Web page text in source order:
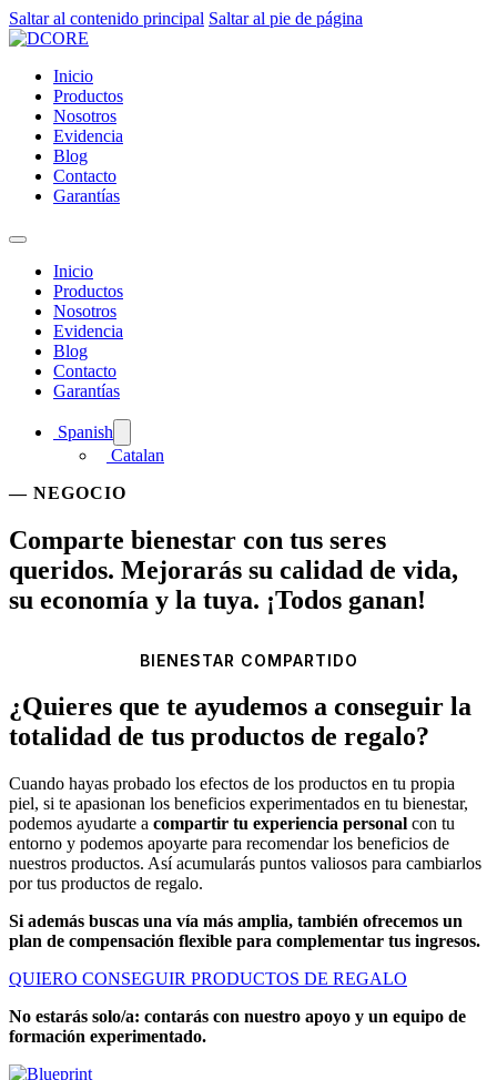
Saltar al contenido principal Saltar al pie de página
Inicio
Productos
Nosotros
Evidencia
Blog
Contacto
Garantías
Inicio
Productos
Nosotros
Evidencia
Blog
Contacto
Garantías
Spanish
Catalan
— NEGOCIO
Comparte bienestar con tus seres
queridos. Mejorarás su calidad de vida,
su economía y la tuya. ¡Todos ganan!
BIENESTAR COMPARTIDO
¿Quieres que te ayudemos a conseguir la
totalidad de tus productos de regalo?
Cuando hayas probado los efectos de los productos en tu propia
piel, si te apasionan los beneficios experimentados en tu bienestar,
podemos ayudarte a compartir tu experiencia personal con tu
entorno y podemos apoyarte para recomendar los beneficios de
nuestros productos. Así acumularás puntos valiosos para cambiarlos
por tus productos de regalo.
Si además buscas una vía más amplia, también ofrecemos un
plan de compensación flexible para complementar tus ingresos.
QUIERO CONSEGUIR PRODUCTOS DE REGALO
No estarás solo/a: contarás con nuestro apoyo y un equipo de
formación experimentado.